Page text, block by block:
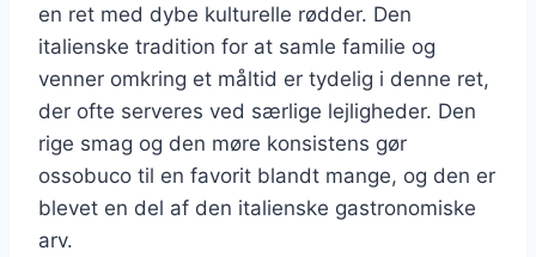
en ret med dybe kulturelle rødder. Den
italienske tradition for at samle familie og
venner omkring et måltid er tydelig i denne ret,
der ofte serveres ved særlige lejligheder. Den
rige smag og den møre konsistens gør
ossobuco til en favorit blandt mange, og den er
blevet en del af den italienske gastronomiske
arv.